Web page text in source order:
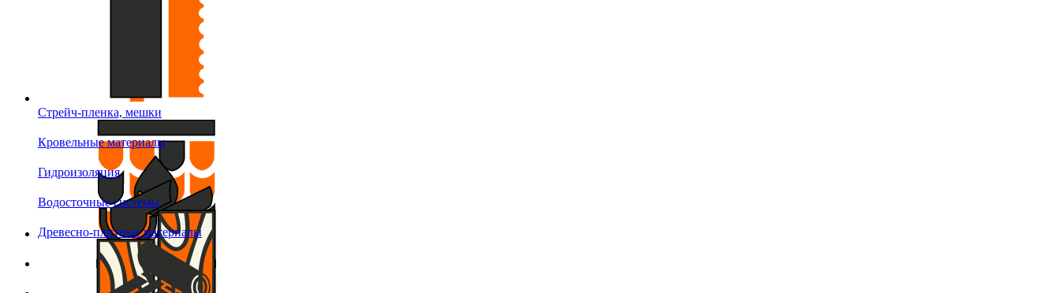
Стрейч-пленка, мешки
Кровельные материалы
Гидроизоляция
Водосточные системы
Древесно-плитные материалы